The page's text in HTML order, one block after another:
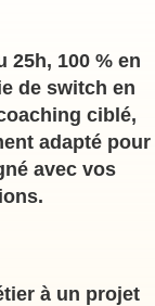
25h, 100 % en
de switch en
ciblé,
adapté pour
avec vos
à un projet